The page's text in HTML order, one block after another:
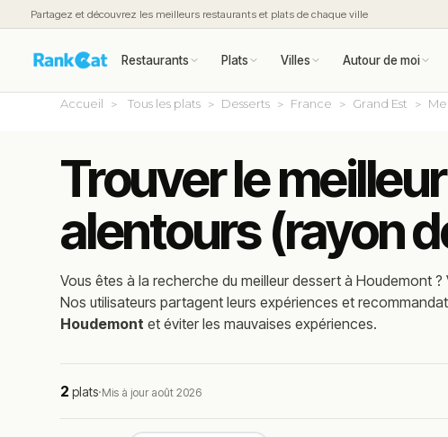
Partagez et découvrez les meilleurs restaurants et plats de chaque ville
Restaurants Plats Villes Autour de moi
Accueil Tous les plats Desserts France Grand Est
Trouver le
alentours (rayon
Vous êtes à la recherche du meilleurdessert àHoudemont ?
Nos utilisateurs partagent leurs expériences et
Houdemont et éviter les mauvaises expériences.
2 plats·Mis à jour août 2026